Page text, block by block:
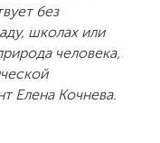
без
школах или
человека,
Елена Кочнева.